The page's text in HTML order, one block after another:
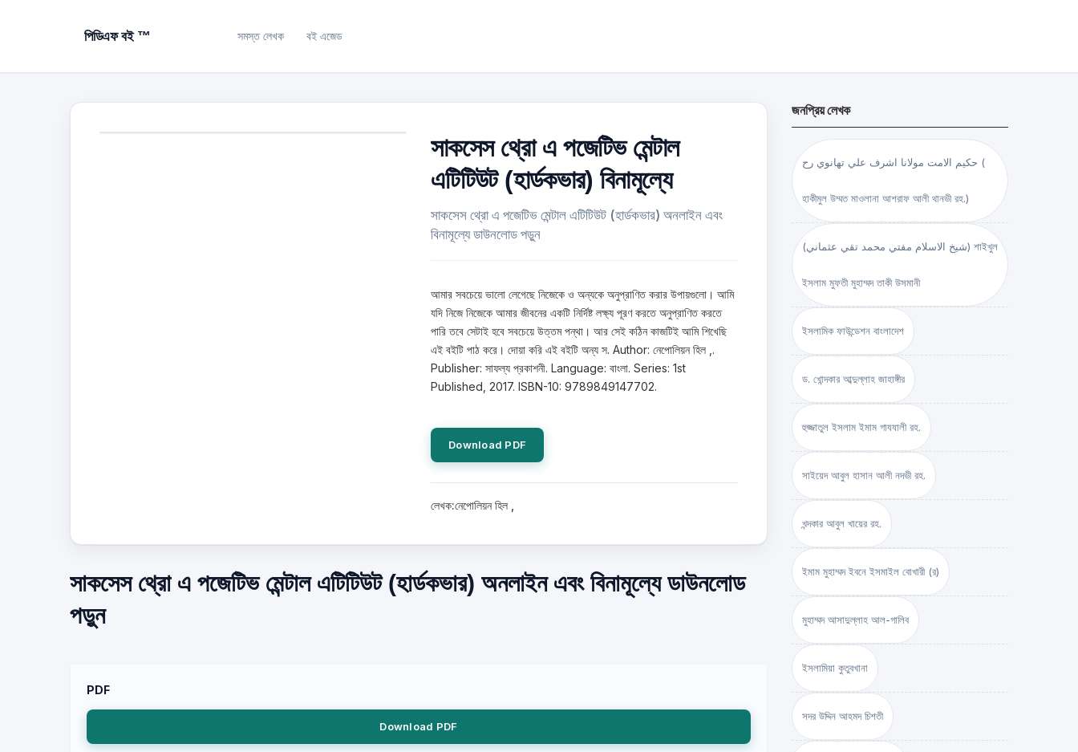
পিডিএফ বই ™ সমস্ত লেখক বই এজেড
সাকসেস থ্রো এ পজেটিভ মেন্টাল
এটিটিউট (হার্ডকভার) বিনামূল্যে
সাকসেস থ্রো এ পজেটিভ মেন্টাল এটিটিউট (হার্ডকভার) অনলাইন এবং
বিনামূল্যে ডাউনলোড পড়ুন
আমার সবচেয়ে ভালো লেগেছে নিজেকে ও অন্যকে অনুপ্রাণিত করার উপায়গুলো। আমি
যদি নিজে নিজেকে আমার জীবনের একটি নির্দিষ্ট লক্ষ্য পূরণ করতে অনুপ্রাণিত করতে
পারি তবে সেটাই হবে সবচেয়ে উত্তম পন্থা। আর সেই কঠিন কাজটিই আমি শিখেছি
এই বইটি পাঠ করে। দোয়া করি এই বইটি অন্য স. Author: নেপোলিয়ন হিল ,.
Publisher: সাফল্য প্রকাশনী. Language: বাংলা. Series: 1st
Published, 2017. ISBN-10: 9789849147702.
Download PDF
লেখক:নেপোলিয়ন হিল ,
সাকসেস থ্রো এ পজেটিভ মেন্টাল এটিটিউট (হার্ডকভার) অনলাইন এবং বিনামূল্যে ডাউনলোড
পড়ুন
PDF
Download PDF
জনপ্রিয় লেখক
حكيم الامت مولانا اشرف علي تهانوي رح (
হাকীমুল উম্মত মাওলানা আশরাফ আলী থানভী রহ.)
(شيخ الاسلام مفتي محمد تقي عثماني) শাইখুল
ইসলাম মুফতী মুহাম্মদ তাকী উসমানী
ইসলামিক ফাউন্ডেশন বাংলাদেশ
ড. খোন্দকার আব্দুল্লাহ জাহাঙ্গীর
হুজ্জাতুল ইসলাম ইমাম গাযযালী রহ.
সাইয়েদ আবুল হাসান আলী নদভী রহ.
খন্দকার আবুল খায়ের রহ.
ইমাম মুহাম্মদ ইবনে ইসমাইল বোখারী (র)
মুহাম্মদ আসাদুল্লাহ আল-গালিব
ইসলামিয়া কুতুবখানা
সদর উদ্দিন আহমদ চিশতী